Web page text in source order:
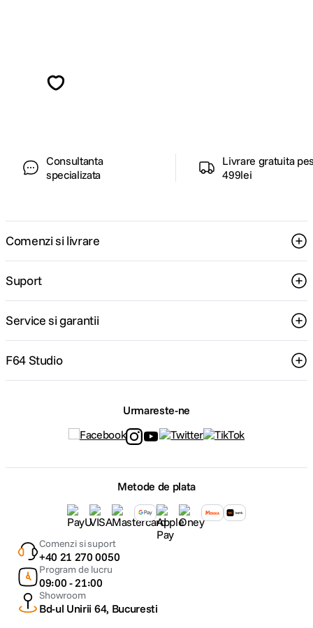
Consultanta
specializata
Livrare gratuita
499lei
Comenzi si livrare
Suport
Service si garantii
F64 Studio
Urmareste-ne
Metode de plata
Comenzi si suport
+40 21 270 0050
Program de lucru
09:00 - 21:00
Showroom
Bd-ul Unirii 64, Bucuresti